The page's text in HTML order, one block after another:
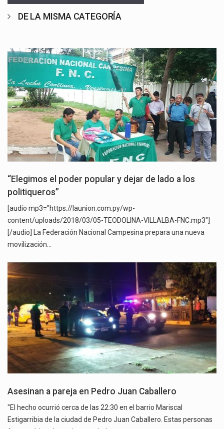
DE LA MISMA CATEGORÍA
“Elegimos el poder popular y dejar de lado a los
politiqueros”
[audio mp3="https://launion.com.py/wp-
content/uploads/2018/03/05-TEODOLINA-VILLALBA-FNC.mp3"]
[/audio] La Federación Nacional Campesina prepara una nueva
movilización…
Asesinan a pareja en Pedro Juan Caballero
"El hecho ocurrió cerca de las 22:30 en el barrio Mariscal
Estigarribia de la ciudad de Pedro Juan Caballero. Estas personas